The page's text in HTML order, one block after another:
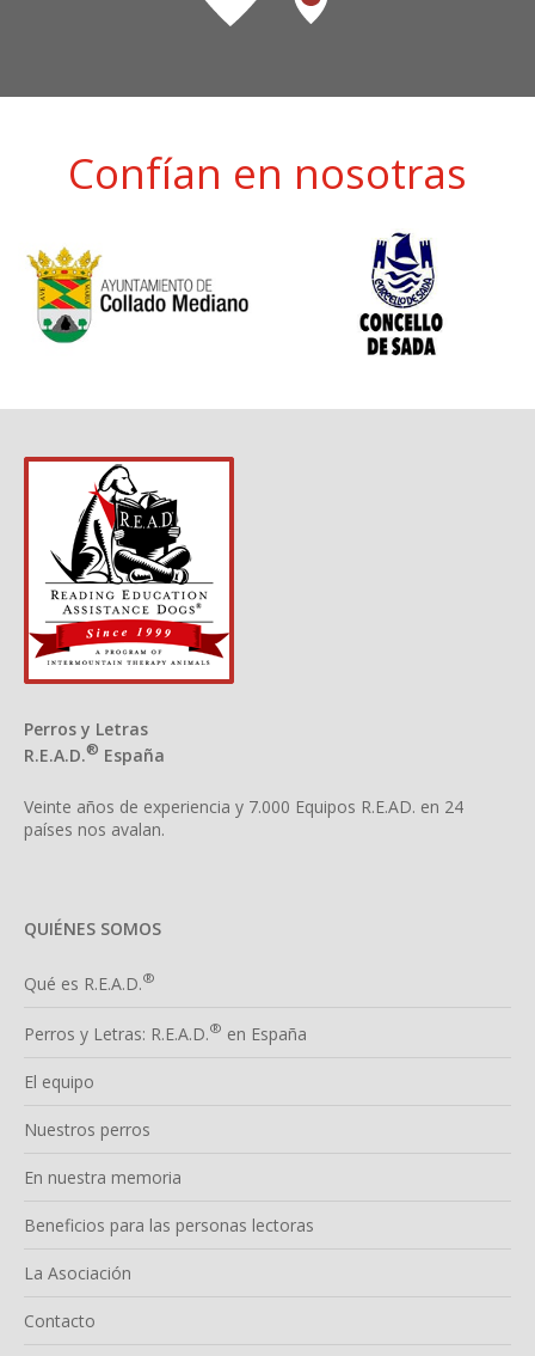
Confían en nosotras
Perros y Letras
R.E.A.D.® España
Veinte años de experiencia y 7.000 Equipos R.E.AD. en 24
países nos avalan.
QUIÉNES SOMOS
Qué es R.E.A.D.®
Perros y Letras: R.E.A.D.® en España
El equipo
Nuestros perros
En nuestra memoria
Beneficios para las personas lectoras
La Asociación
Contacto